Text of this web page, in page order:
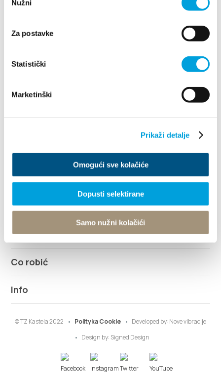
pristanka
Nužni
Za postavke
Statistički
Marketinški
Prikaži detalje
Omogući sve kolačiće
Dopusti selektirane
Samo nužni kolačići
Villa Nika, Kamberovo šetalište 30
info@kastela-info.hr
Odkryj
Destynacja
Co robić
Info
© TZ Kastela 2022 Polityka Cookie Developed by: Nove vibracije
Design by: Signed Design